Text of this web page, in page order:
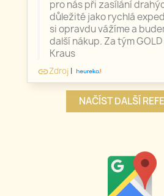
pro nás při zasílání
důležité jako rychlá
si opravdu vážíme a
další nákup. Za tým GOLD
Kraus
linkZdroj |
NAČÍST DALŠÍ